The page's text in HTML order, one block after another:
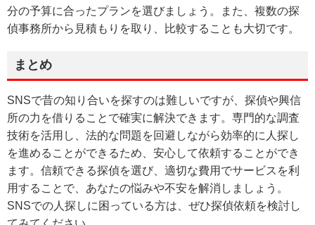
分の予算に合ったプランを選びましょう。また、複数の探
偵事務所から見積もりを取り、比較することも大切です。
まとめ
SNSで昔の知り合いを探すのは難しいですが、探偵や興信
所の力を借りることで確実に解決できます。専門的な調査
技術を活用し、法的な問題を回避しながら効率的に人探し
を進めることができるため、安心して依頼することができ
ます。信頼できる探偵を選び、適切な費用でサービスを利
用することで、あなたの悩みや不安を解消しましょう。
SNSでの人探しに困っている方は、ぜひ探偵依頼を検討し